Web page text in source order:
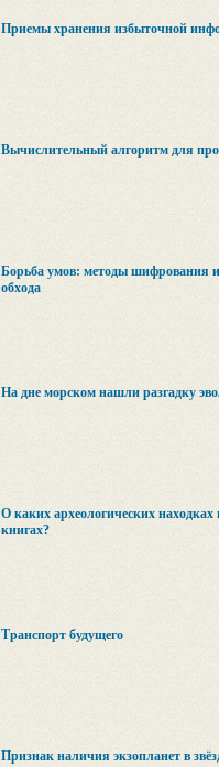
Приемы хранения избыточной
Вычислительный алгоритм для
Борьба умов: методы шифрования
обхода
На дне морском нашли разгадку
О каких археологических находках
книгах?
Транспорт будущего
Признак наличия экзопланет в